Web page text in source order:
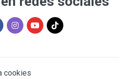
cookies